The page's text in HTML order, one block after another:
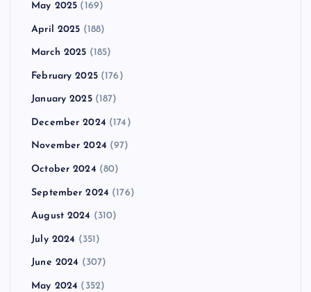
May 2025 (169)
April 2025 (188)
March 2025 (185)
February 2025(176)
January 2025(187)
December 2024 (174)
November 2024 (97)
October 2024 (80)
September 2024 (176)
August 2024 (310)
July 2024 (351)
June 2024 (307)
May 2024 (352)